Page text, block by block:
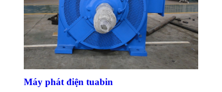
Máy phát điện tuabin